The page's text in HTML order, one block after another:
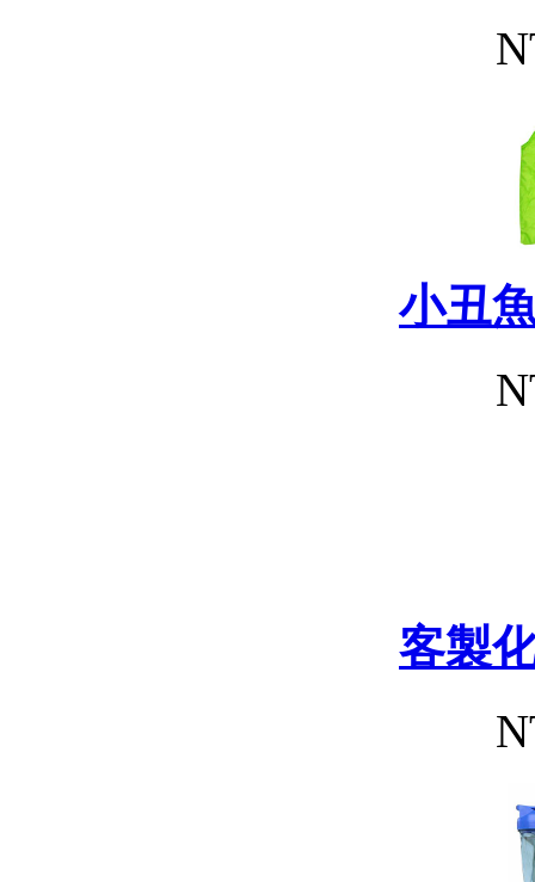
小丑
客製